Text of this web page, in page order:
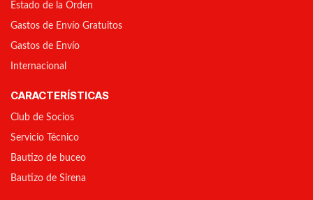
Estado de la Orden
Gastos de Envío Gratuitos
Gastos de Envío
Internacional
CARACTERÍSTICAS
Club de Socios
Servicio Técnico
Bautizo de buceo
Bautizo de Sirena